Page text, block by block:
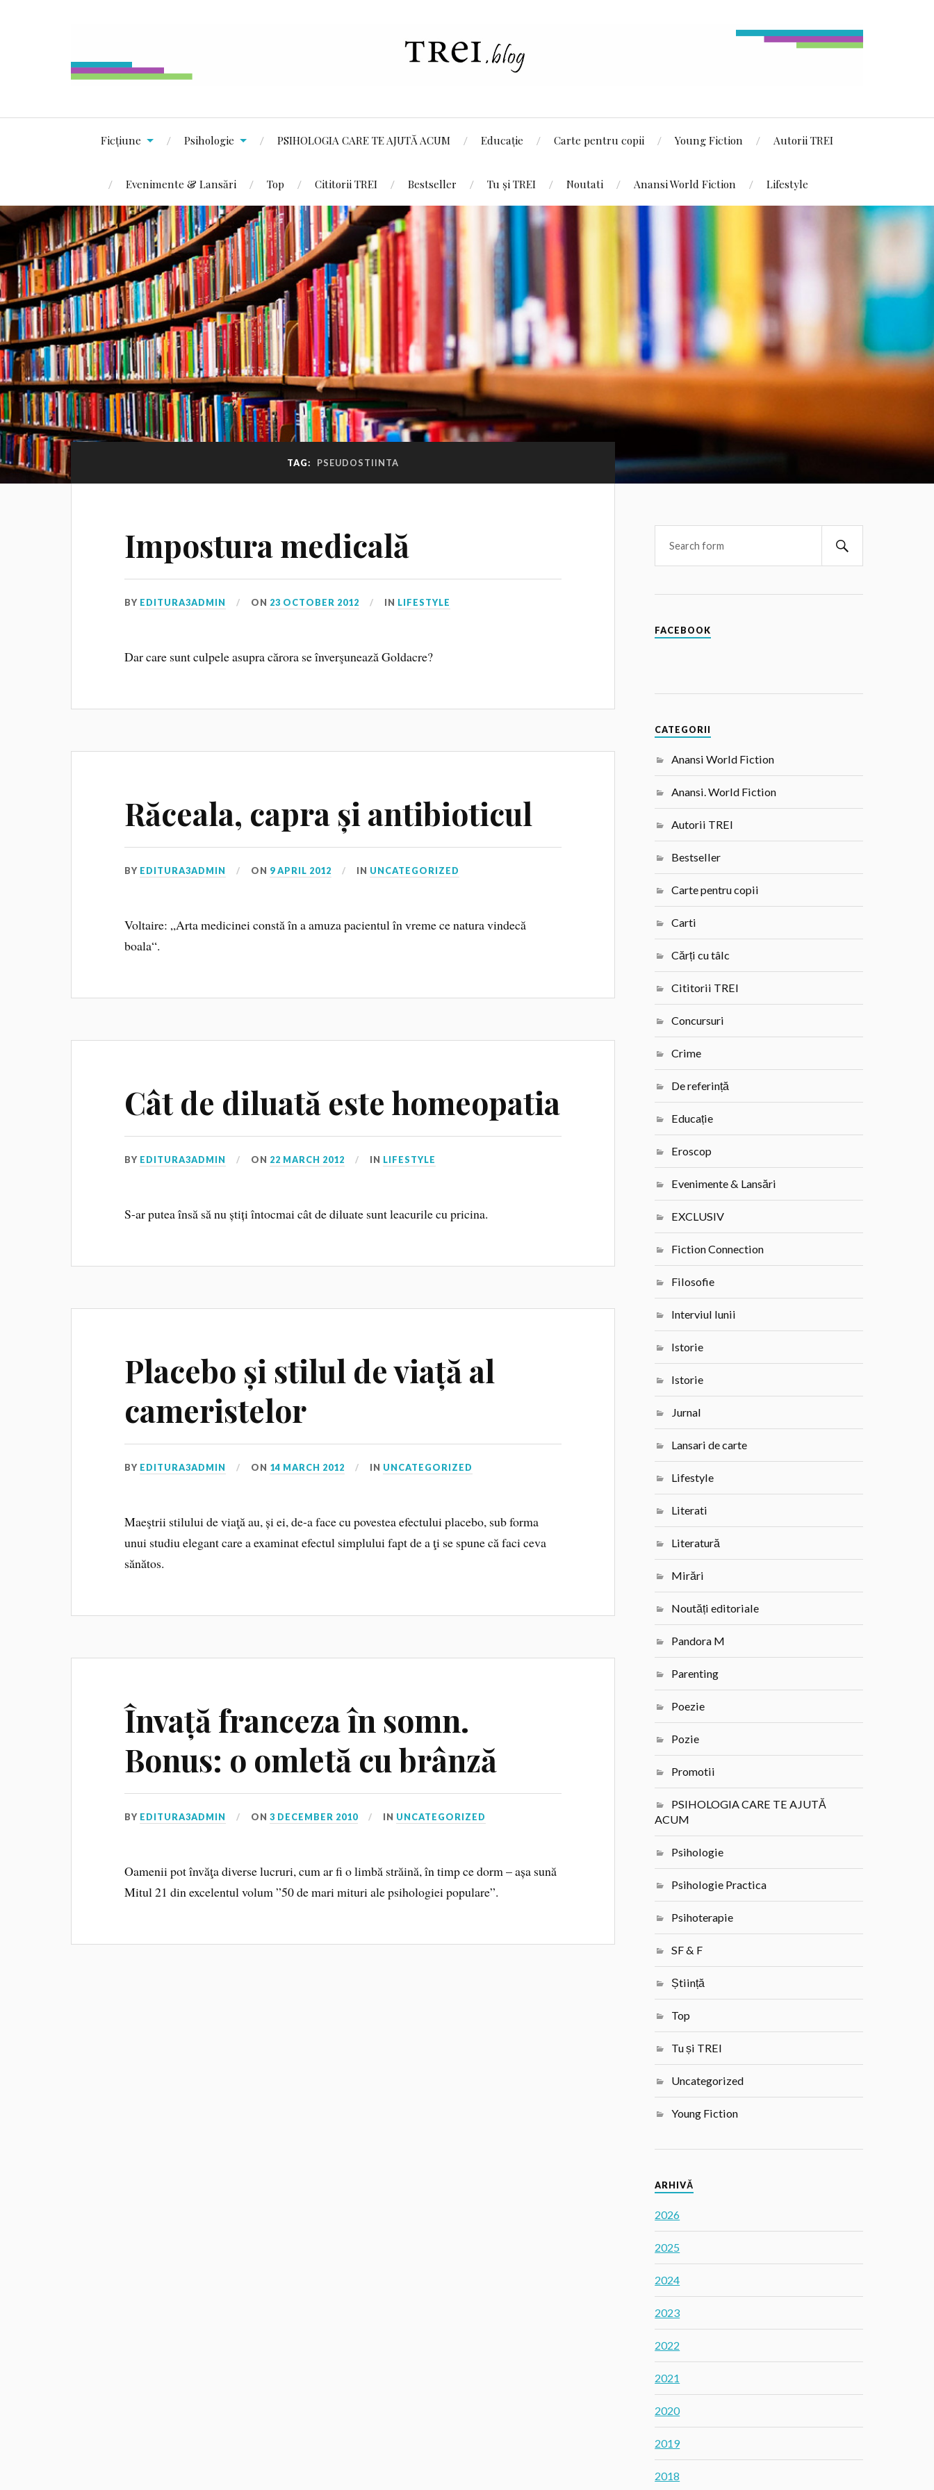
Ficțiune Psihologie PSIHOLOGIA CARE TE AJUTĂ ACUM Educație Carte pentru copii Young Fiction Autorii TREI
Evenimente & Lansări Top Cititorii TREI Bestseller Tu și TREI Noutati Anansi World Fiction Lifestyle
TAG: PSEUDOSTIINTA
Impostura medicală
BY EDITURA3ADMIN ON 23 OCTOBER 2012 IN LIFESTYLE
Dar care sunt culpele asupra cărora se înverşunează Goldacre?
Răceala, capra și antibioticul
BY EDITURA3ADMIN ON 9 APRIL 2012 IN UNCATEGORIZED
Voltaire: „Arta medicinei constă în a amuza pacientul în vreme ce natura vindecă
boala“.
Cât de diluată este homeopatia
BY EDITURA3ADMIN ON 22 MARCH 2012 IN LIFESTYLE
S-ar putea însă să nu știți întocmai cât de diluate sunt leacurile cu pricina.
Placebo și stilul de viață al
cameristelor
BY EDITURA3ADMIN ON 14 MARCH 2012 IN UNCATEGORIZED
Maeştrii stilului de viaţă au, și ei, de-a face cu povestea efectului placebo, sub forma
unui studiu elegant care a examinat efectul simplului fapt de a ţi se spune că faci ceva
sănătos.
Învață franceza în somn.
Bonus: o omletă cu brânză
BY EDITURA3ADMIN ON3 DECEMBER 2010 IN UNCATEGORIZED
Oamenii pot învăţa diverse lucruri, cum ar fi o limbă străină, în timp ce dorm – așa sună
Mitul 21 din excelentul volum ”50 de mari mituri ale psihologiei populare”.
FACEBOOK
CATEGORII
Anansi World Fiction
Anansi. World Fiction
Autorii TREI
Bestseller
Carte pentru copii
Carti
Cărți cu tâlc
Cititorii TREI
Concursuri
Crime
De referință
Educație
Eroscop
Evenimente & Lansări
EXCLUSIV
Fiction Connection
Filosofie
Interviul lunii
Istorie
Istorie
Jurnal
Lansari de carte
Lifestyle
Literati
Literatură
Mirări
Noutăți editoriale
Pandora M
Parenting
Poezie
Pozie
Promotii
PSIHOLOGIA CARE TE AJUTĂ
ACUM
Psihologie
Psihologie Practica
Psihoterapie
SF & F
Știință
Top
Tu și TREI
Uncategorized
Young Fiction
ARHIVĂ
2026
2025
2024
2023
2022
2021
2020
2019
2018